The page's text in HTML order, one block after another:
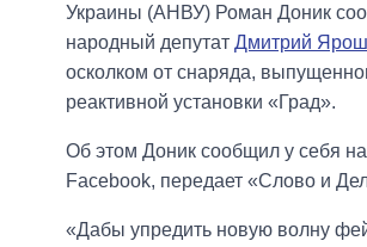
Украины (АНВУ) Роман Доник
народный депутат Дмитрий Ярош
осколком от снаряда,
реактивной установки «Град».
Об этом Доник сообщил у себя
Facebook, передает «Слово и
«Дабы упредить новую волну